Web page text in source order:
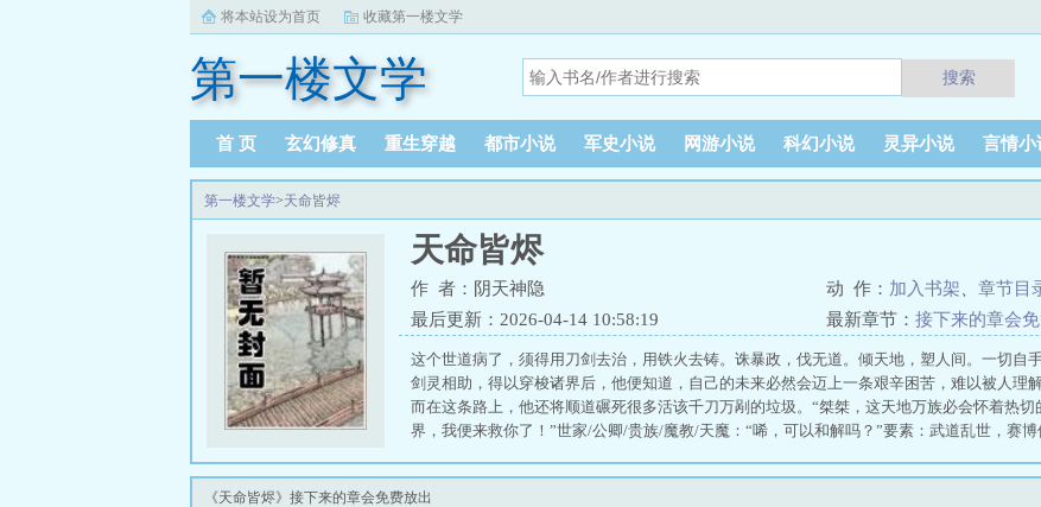
将本站设为首页 收藏第一楼文学
第一楼文学 搜索
首 页 玄幻修真 重生穿越 都市小说 军史小说 网游小说 科幻小说 灵异小说 言情小
第一楼文学>天命皆烬
天命皆烬
作 者：阴天神隐 动 作： 加入书架 章节目
最后更新：2026-04-14 10:58:19
最新章节： 接下来的章会
这个世道病了，须得用刀剑去治，用铁火去铸。诛暴政，伐无道。倾天地，塑人间。一切自
剑灵相助，得以穿梭诸界后，他便知道，自己的未来必然会迈上一条艰辛困苦，难以被人理
而在这条路上，他还将顺道碾死很多活该千刀万剐的垃圾。“桀桀，这天地万族必会怀着热
界，我便来救你了！”世家/公卿/贵族/魔教/天魔：“唏，可以和解吗？”要素：武道乱世，赛
《天命皆烬》接下来的章会免费放出